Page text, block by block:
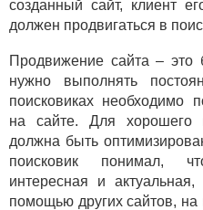
созданный сайт, клиент
должен продвигаться в
Продвижение сайта – это
нужно выполнять
поисковиках необходимо
на сайте. Для хорошего
должна быть
поисковик понимал,
интересная и
помощью других сайтов, на